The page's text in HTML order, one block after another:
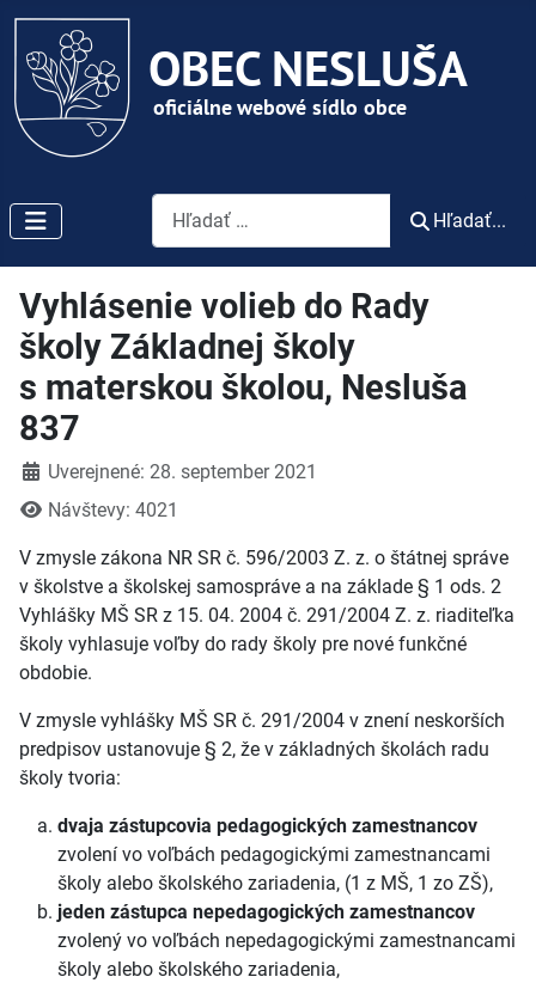
Vyhľadávanie
Hľadať...
Vyhlásenie volieb do Rady
školy Základnej školy
s materskou školou, Nesluša
837
DetailyUverejnené: 28. september 2021
Návštevy: 4021
V zmysle zákona NR SR č. 596/2003 Z. z. o štátnej správe
v školstve a školskej samospráve a na základe § 1 ods. 2
Vyhlášky MŠ SR z 15. 04. 2004 č. 291/2004 Z. z. riaditeľka
školy vyhlasuje voľby do rady školy pre nové funkčné
obdobie.
V zmysle vyhlášky MŠ SR č. 291/2004 v znení neskorších
predpisov ustanovuje § 2, že v základných školách radu
školy tvoria:
dvaja zástupcovia pedagogických zamestnancov
zvolení vo voľbách pedagogickými zamestnancami
školy alebo školského zariadenia, (1 z MŠ, 1 zo ZŠ),
jeden zástupca nepedagogických zamestnancov
zvolený vo voľbách nepedagogickými zamestnancami
školy alebo školského zariadenia,